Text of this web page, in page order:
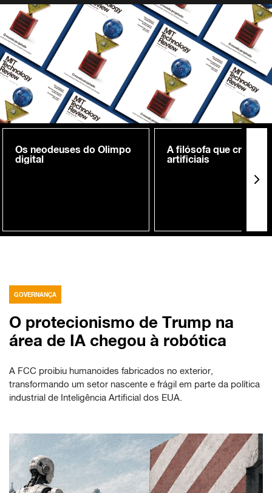
Os neodeuses do Olimpo
digital
A filósofa que cria
artificiais
GOVERNANÇA
O protecionismo de Trump na
área de IA chegou à robótica
A FCC proibiu humanoides fabricados no exterior,
transformando um setor nascente e frágil em parte da política
industrial de Inteligência Artificial dos EUA.